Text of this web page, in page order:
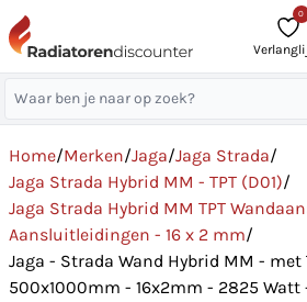
0
Home/Merken/Jaga/Jaga Strada/
Jaga Strada Hybrid MM - TPT (D01)/
Jaga Strada Hybrid MM TPT
Aansluitleidingen - 16 x 2 mm/
Jaga - Strada Wand Hybrid MM - met
500x1000mm - 16x2mm - 2825 Watt -